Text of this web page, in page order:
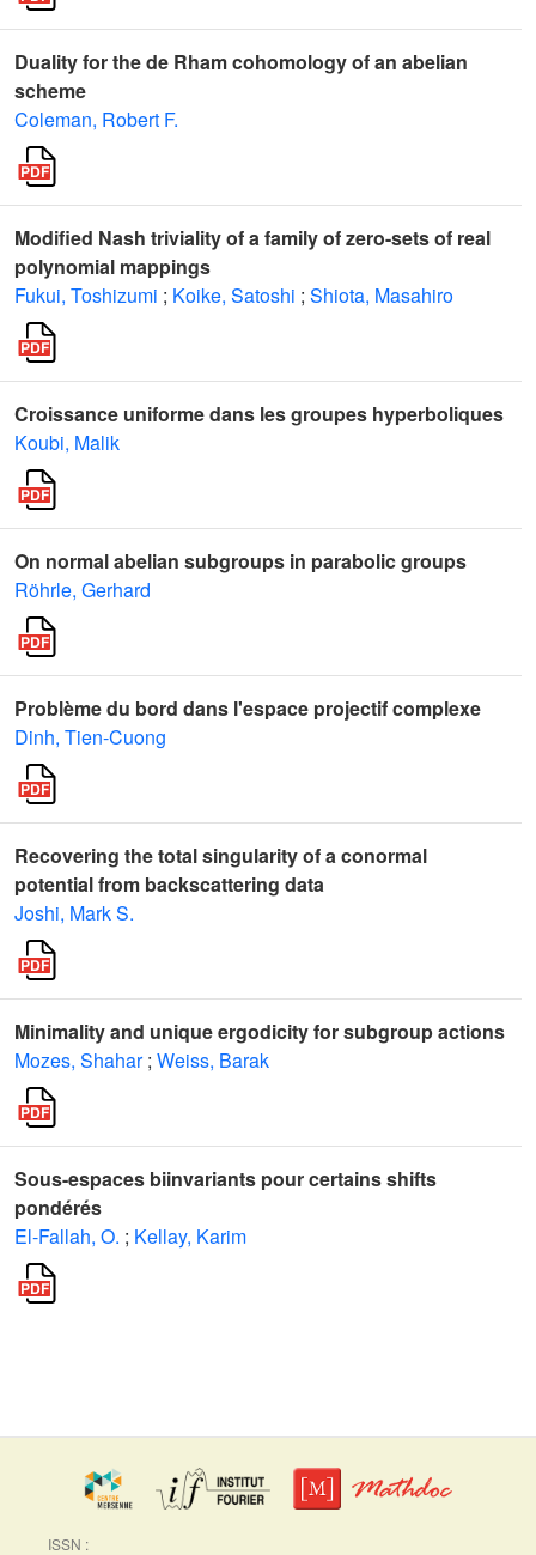
Duality for the de Rham cohomology of an abelian
scheme
Coleman, Robert F.
Modified Nash triviality of a family of zero-sets of real
polynomial mappings
Fukui, Toshizumi ; Koike, Satoshi ; Shiota, Masahiro
Croissance uniforme dans les groupes hyperboliques
Koubi, Malik
On normal abelian subgroups in parabolic groups
Röhrle, Gerhard
Problème du bord dans l'espace projectif complexe
Dinh, Tien-Cuong
Recovering the total singularity of a conormal
potential from backscattering data
Joshi, Mark S.
Minimality and unique ergodicity for subgroup actions
Mozes, Shahar ; Weiss, Barak
Sous-espaces biinvariants pour certains shifts
pondérés
El-Fallah, O. ; Kellay, Karim
ISSN :